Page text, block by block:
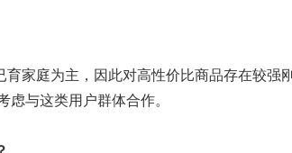
家庭为主，因此对高性价比商品存在较强
与这类用户群体合作。